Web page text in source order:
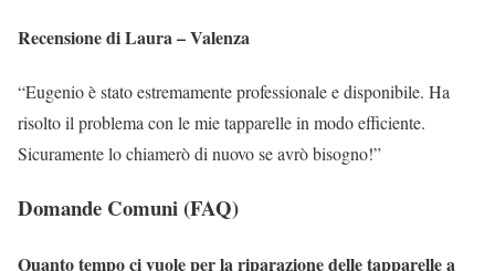
Recensione di Laura – Valenza
“Eugenio è stato estremamente professionale e disponibile. Ha
risolto il problema con le mie tapparelle in modo efficiente.
Sicuramente lo chiamerò di nuovo se avrò bisogno!”
Domande Comuni (FAQ)
Quanto tempo ci vuole per la riparazione delle tapparelle a